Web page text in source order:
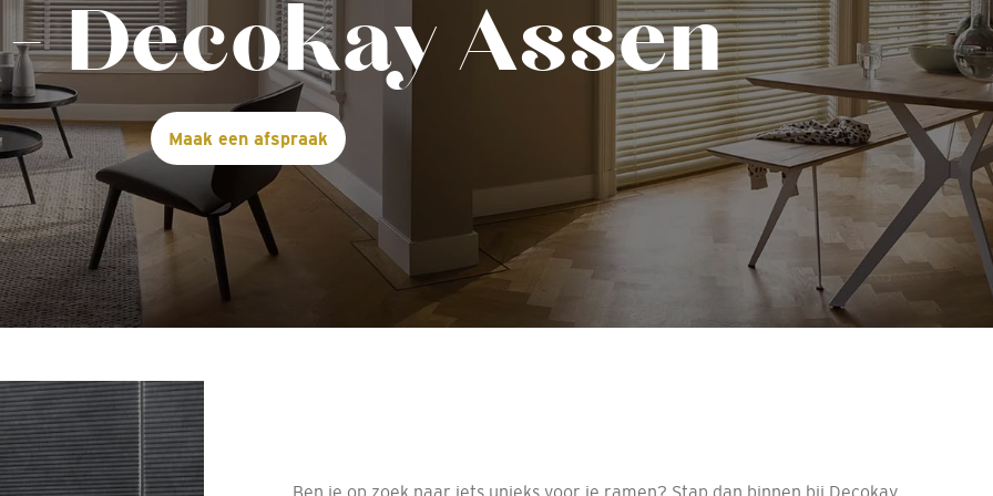
Decokay Assen
Maak een afspraak
Ben je op zoek naar iets unieks voor je ramen? Stap dan binnen bij Decokay